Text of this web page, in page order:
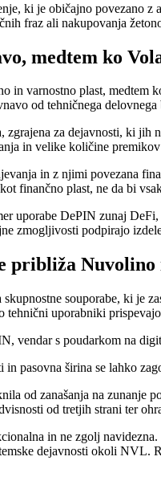
ki je običajno povezano
fraz ali nakupovanja
medtem ko
in varnostno plast, medtem
od tehničnega delovnega
za dejavnosti, ki
in velike količine
in z njimi povezana
finančno plast, ne da bi
uporabe DePIN zunaj
zmogljivosti podpirajo
približa
souporabe, ki je
uporabniki
vendar s poudarkom na
in pasovna širina se lahko
od zanašanja na zunanje
od tretjih strani ter
in ne zgolj
dejavnosti okoli NVL.